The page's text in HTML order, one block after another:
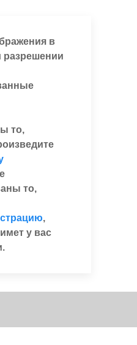
в
то,
то,
,
у вас